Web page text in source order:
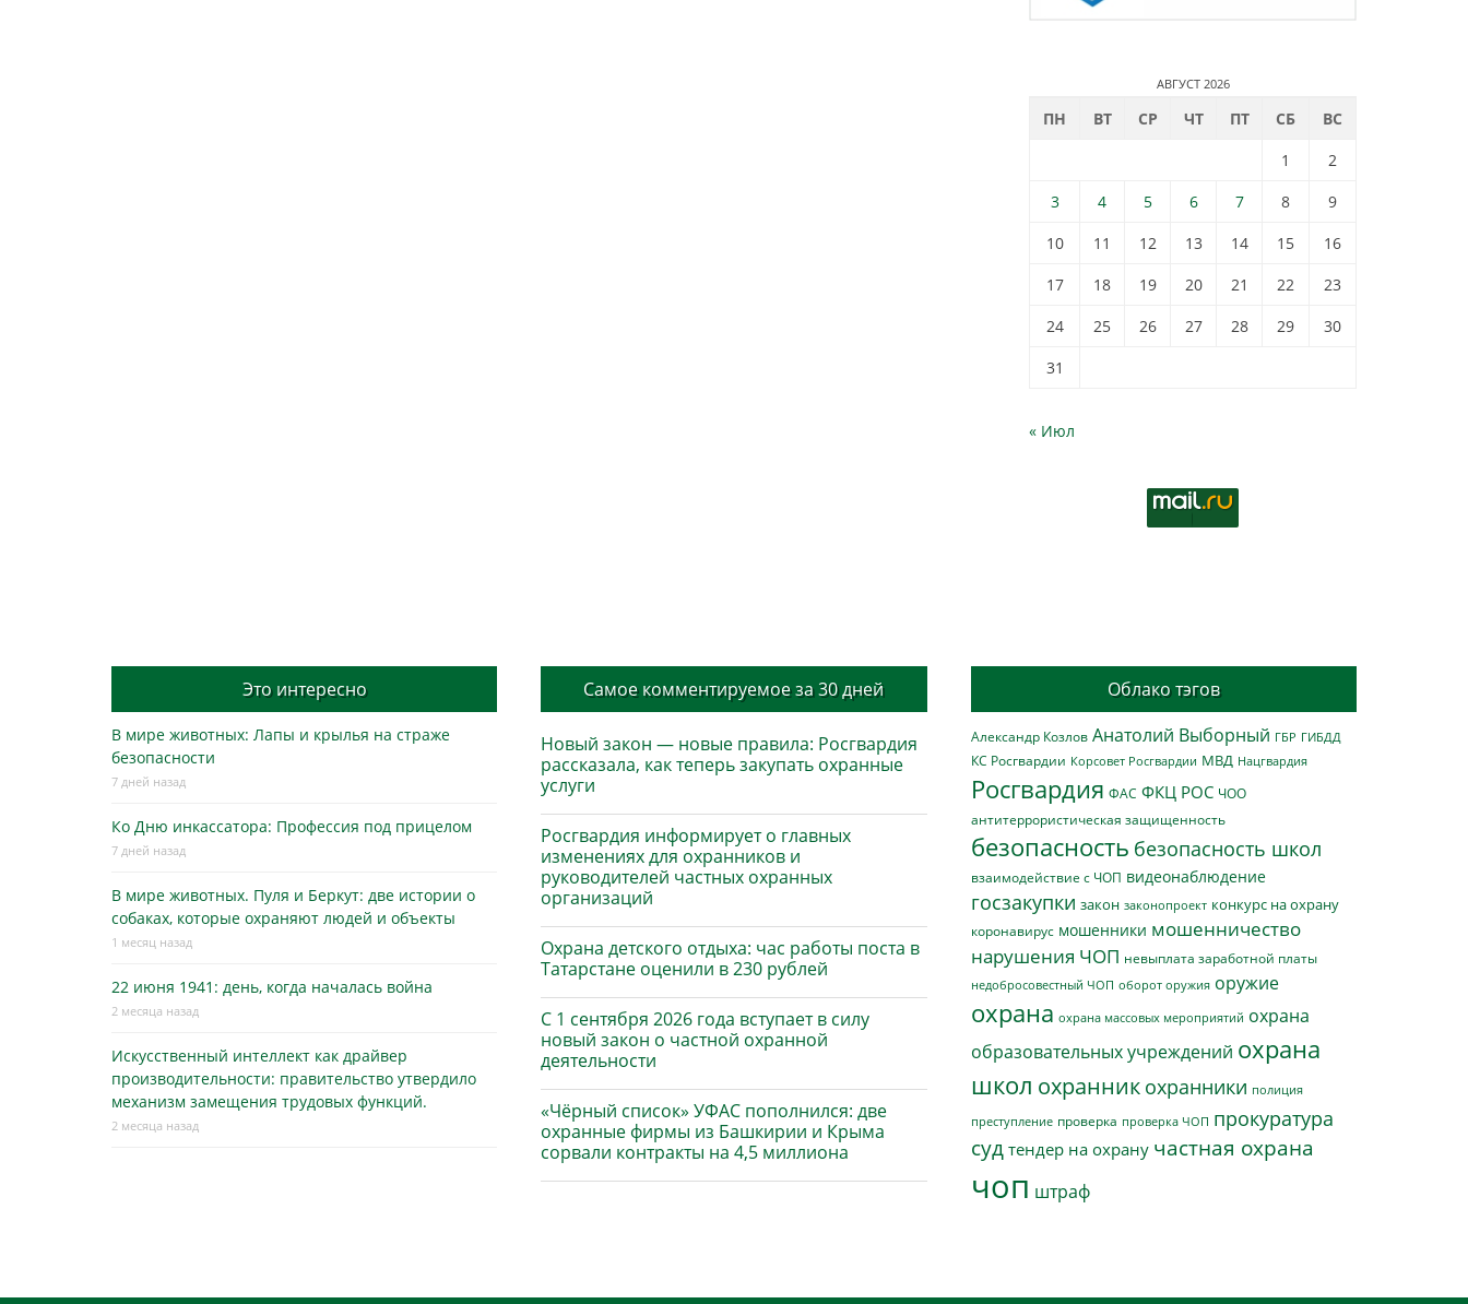
АВГУСТ 2026
ПН ВТ СР ЧТ ПТ СБ
ВС
1
2
3
4 5 6 7 8
9
10
11 12 13 14 15
16
17
18 19 20 21 22
23
24
25 26 27 28 29
30
31
« Июл
Это интересно
В мире животных: Лапы и крылья на страже
безопасности
7 дней назад
Ко Дню инкассатора: Профессия под прицелом
7 дней назад
В мире животных. Пуля и Беркут: две истории о
собаках, которые охраняют людей и объекты
1 месяц назад
22 июня 1941: день, когда началась война
2 месяца назад
Искусственный интеллект как драйвер
производительности: правительство утвердило
механизм замещения трудовых функций.
2 месяца назад
Самое комментируемое за 30 дней
Новый закон — новые правила: Росгвардия
рассказала, как теперь закупать охранные
услуги
Росгвардия информирует о главных
изменениях для охранников и
руководителей частных охранных
организаций
Охрана детского отдыха: час работы поста в
Татарстане оценили в 230 рублей
С 1 сентября 2026 года вступает в силу
новый закон о частной охранной
деятельности
«Чёрный список» УФАС пополнился: две
охранные фирмы из Башкирии и Крыма
сорвали контракты на 4,5 миллиона
Облако тэгов
Александр Козлов Анатолий Выборный ГБР ГИБДД
КС Росгвардии Корсовет Росгвардии МВД Нацгвардия
Росгвардия ФАС ФКЦ РОС ЧОО
антитеррористическая защищенность
безопасность безопасность школ
взаимодействие с ЧОП видеонаблюдение
госзакупки закон законопроект конкурс на охрану
коронавирус мошенники мошенничество
нарушения ЧОП невыплата заработной платы
недобросовестный ЧОП оборот оружия оружие
охрана охрана массовых мероприятий охрана
образовательных учреждений охрана
школ охранник охранники полиция
преступление проверка проверка ЧОП прокуратура
суд тендер на охрану частная охрана
чоп штраф